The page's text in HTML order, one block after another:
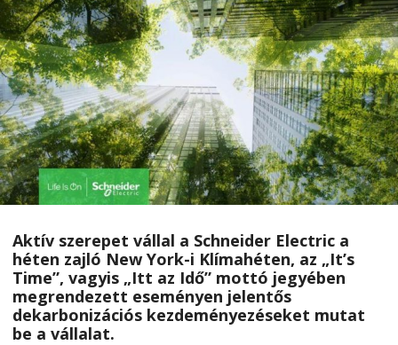
Aktív szerepet vállal a Schneider Electric a
héten zajló New York-i Klímahéten, az „It’s
Time”, vagyis „Itt az Idő” mottó jegyében
megrendezett eseményen jelentős
dekarbonizációs kezdeményezéseket mutat
be a vállalat.